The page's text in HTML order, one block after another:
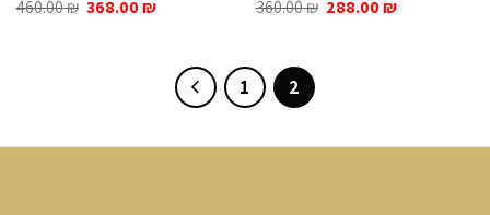
460.00₪ Original
368.00 ₪Current
360.00₪ Original
288.00 ₪Current
1 2